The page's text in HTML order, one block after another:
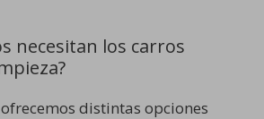
necesitan los carros
distintas opciones